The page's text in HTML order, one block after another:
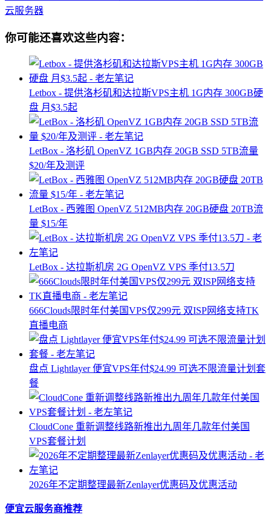
云服务器
你可能还喜欢这些内容：
Letbox - 提供洛杉矶和达拉斯VPS主机 1G内存 300GB硬
盘 月$3.5起
LetBox - 洛杉矶 OpenVZ 1GB内存 20GB SSD 5TB流量
$20/年及测评
LetBox - 西雅图 OpenVZ 512MB内存 20GB硬盘 20TB流
量 $15/年
LetBox - 达拉斯机房 2G OpenVZ VPS 季付13.5刀
666Clouds限时年付美国VPS仅299元 双ISP网络支持TK
直播电商
盘点 Lightlayer 便宜VPS年付$24.99 可选不限流量计划套
餐
CloudCone 重新调整线路新推出九周年几款年付美国
VPS套餐计划
2026年不定期整理最新Zenlayer优惠码及优惠活动
便宜云服务商推荐